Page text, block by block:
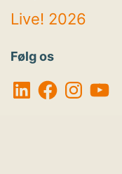
Live! 2026
Følg os
LinkedIn
Facebook